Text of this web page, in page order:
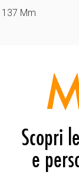
137 Mm
Scopri
e